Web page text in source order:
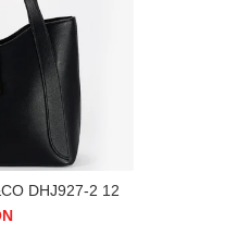
DHJ927-2 12